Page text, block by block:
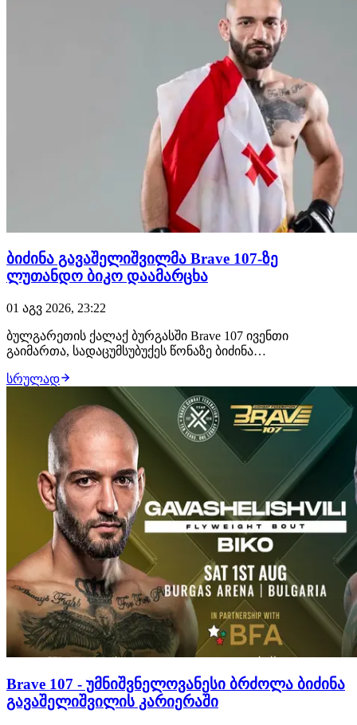
ბიძინა გავაშელიშვილმა Brave 107-ზე
ლუთანდო ბიკო დაამარცხა
01 აგვ 2026, 23:22
ბულგარეთის ქალაქ ბურგასში Brave 107 ივენთი
გაიმართა, სადაცუმსუბუქეს წონაზე ბიძინა
ქართველმა მებრძოლმა ლუთანდო ბიკო მსაჯების
გადაწყვეტილებით დაამარცხა და უდიდესი ალბათობით,
დივიზიონის საჩემპიონო ბრძოლა გაინაღდა, სადაც
მუჰამედ მოკაევს დაუ…
სრულად
Brave 107 - უმნიშვნელოვანესი ბრძოლა ბიძინა
გავაშელიშვილის კარიერაში